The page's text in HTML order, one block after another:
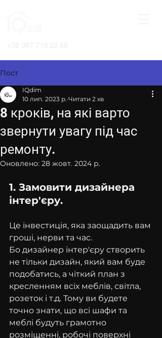
Пост
8 кроків, на які варто
звернути увагу під час
ремонту.
IQdim
10 лип. 2023 р. Читати 2 хв
Оновлено: 28 жовт. 2024 р.
1. Замовити дизайнера
інтер'єру.
Це інвестиція, яка заощадить вам
гроші, нерви та час.
Бо дизайнер інтер'єру створить
не тільки дизайн, який вам буде
подобатись, а чіткий план з
кресленням всіх меблів, світла,
розеток і т.д. Тому ви будете
точно знати, що всі шафи та
меблі будуть грамотно
розміщенні, робочі поверхні